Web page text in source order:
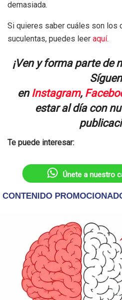
demasiada.
Si quieres saber cuáles son los
suculentas, puedes leer aquí.
¡Ven y forma parte de
en Instagram,
estar al día con
Te puede interesar:
Únete a nuestro